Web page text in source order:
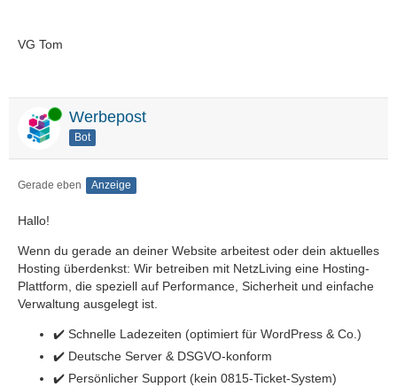
VG Tom
Online Werbepost
Bot
Gerade eben Anzeige
Hallo!
Wenn du gerade an deiner Website arbeitest oder dein aktuelles
Hosting überdenkst: Wir betreiben mit NetzLiving eine Hosting-
Plattform, die speziell auf Performance, Sicherheit und einfache
Verwaltung ausgelegt ist.
✔️ Schnelle Ladezeiten (optimiert für WordPress & Co.)
✔️ Deutsche Server & DSGVO-konform
✔️ Persönlicher Support (kein 0815-Ticket-System)